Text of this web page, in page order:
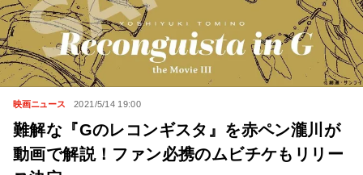
映画ニュース 2021/5/14 19:00
難解な『Gのレコンギスタ』を赤ペン瀧川が
動画で解説！ファン必携のムビチケもリリー